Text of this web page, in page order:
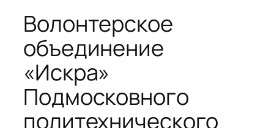
Волонтерское
объединение
«Искра»
Подмосковного
политехнического